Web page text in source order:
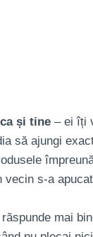
și tine – ei îți
să ajungi
s-a
mai